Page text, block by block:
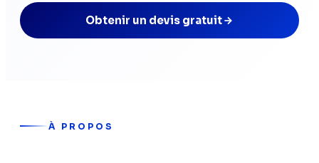
Obtenir un devis gratuit
À PROPOS